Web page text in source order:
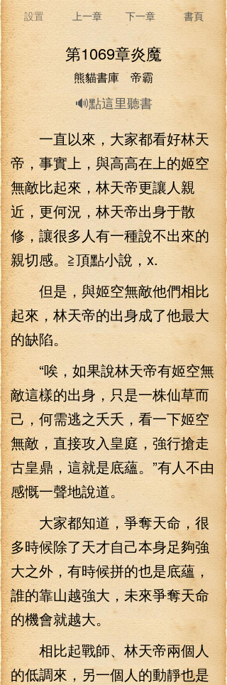
設置 上一章 下一章 書頁
第1069章炎魔
熊貓書庫 帝霸
🔊點這里聽書
一直以來，大家都看好林天
帝，事實上，與高高在上的姬空
無敵比起來，林天帝更讓人親
近，更何況，林天帝出身于散
修，讓很多人有一種說不出來的
親切感。≧頂點小說，x.
但是，與姬空無敵他們相比
起來，林天帝的出身成了他最大
的缺陷。
“唉，如果說林天帝有姬空無
敵這樣的出身，只是一株仙草而
己，何需逃之夭夭，看一下姬空
無敵，直接攻入皇庭，強行搶走
古皇鼎，這就是底蘊。”有人不由
感慨一聲地說道。
大家都知道，爭奪天命，很
多時候除了天才自己本身足夠強
大之外，有時候拼的也是底蘊，
誰的靠山越強大，未來爭奪天命
的機會就越大。
相比起戰師、林天帝兩個人
的低調來，另一個人的動靜也是